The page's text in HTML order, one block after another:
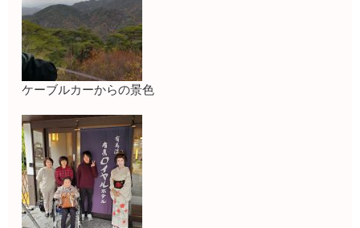
ケーブルカーからの景色